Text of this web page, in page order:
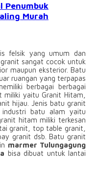
Penumbuk
Murah
felsik yang umum dan
sangat cocok untuk
maupun eksterior. Batu
ruangan yang terpapas
berbagai berbagai
yaitu Granit Hitam,
hijau. Jenis batu granit
industri batu alam yaitu
hitam miliki terkesan
granit, top table granit,
granit dsb. Batu granit
marmer Tulungagung
bisa dibuat untuk lantai